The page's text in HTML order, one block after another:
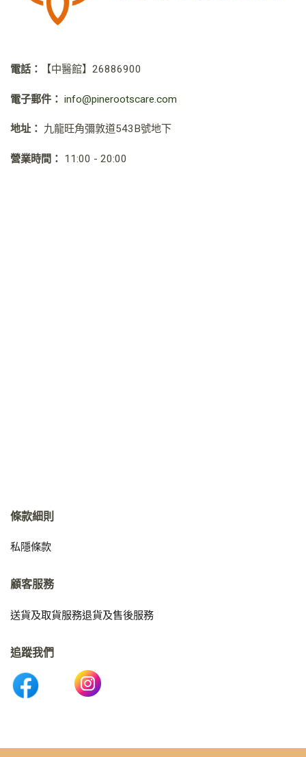
電話： 【中醫館】 26886900
電子郵件： info@pinerootscare.com
地址： 九龍旺角彌敦道543B號地下
營業時間： 11:00 - 20:00
條款細則
私隱條款
顧客服務
送貨及取貨服務退貨及售後服務
追蹤我們